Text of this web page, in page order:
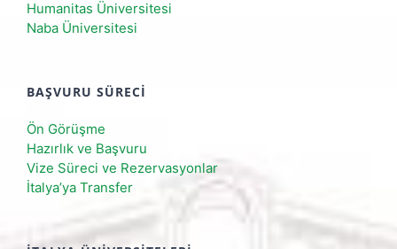
Humanitas Üniversitesi
Naba Üniversitesi
BAŞVURU SÜRECI
Ön Görüşme
Hazırlık ve Başvuru
Vize Süreci ve Rezervasyonlar
İtalya’ya Transfer